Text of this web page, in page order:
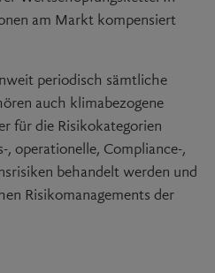
am Markt kompensiert
periodisch sämtliche
auch klimabezogene
für die Risikokategorien
operationelle, Compliance-,
behandelt werden und
Risikomanagements der